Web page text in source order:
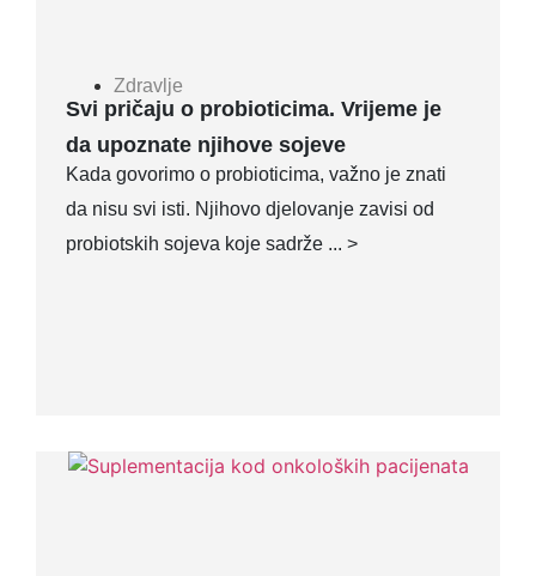
Zdravlje
Svi pričaju o probioticima. Vrijeme je
da upoznate njihove sojeve
Kada govorimo o probioticima, važno je znati
da nisu svi isti. Njihovo djelovanje zavisi od
probiotskih sojeva koje sadrže ... >